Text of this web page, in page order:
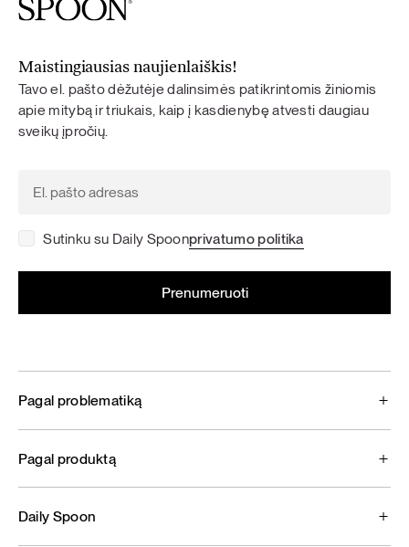
Maistingiausias naujienlaiškis!
Tavo el. pašto dėžutėje dalinsimės patikrintomis žiniomis
apie mitybą ir triukais, kaip į kasdienybę atvesti daugiau
sveikų įpročių.
Sutinku su Daily Spoonprivatumo politika
Pagal problematiką
Pagal produktą
Daily Spoon